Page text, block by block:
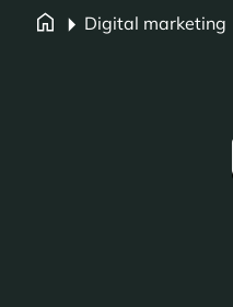
Digital marketing